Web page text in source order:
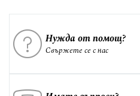
Нужда от помощ?
Свържете се с нас